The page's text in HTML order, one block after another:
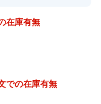
在庫有無
での在庫有無